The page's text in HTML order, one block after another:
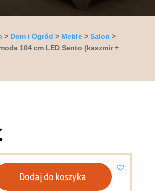
> Dom i Ogród > Meble> Salon >
104 cm LED Sento (kaszmir +
Dodaj do koszyka